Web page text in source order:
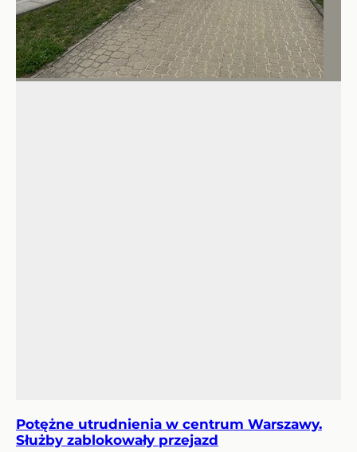
Potężne utrudnienia w centrum Warszawy.
Służby zablokowały przejazd